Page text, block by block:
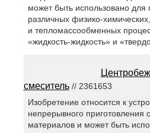
может быть использовано для
различных физико-
и тепломассообменных
«жидкость-жидкость» и
смеситель// 2361653
Изобретение относится к
непрерывного приготовления
материалов и может быть